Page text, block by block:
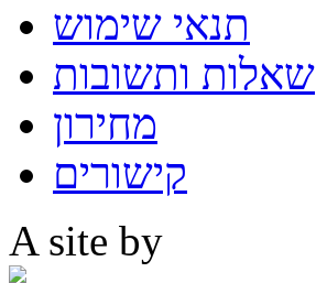
תנאי שימוש
שאלות ותשובות
מחירון
קישורים
A site by